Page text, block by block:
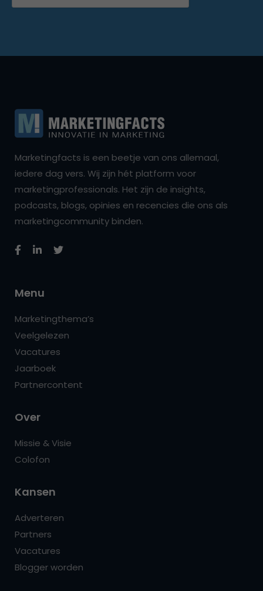
Marketingfacts is een beetje van ons allemaal,
iedere dag vers. Wij zijn hét platform voor
marketingprofessionals. Het zijn de insights,
podcasts, blogs, opinies en recencies die ons als
marketingcommunity binden.
Menu
Marketingthema’s
Veelgelezen
Vacatures
Jaarboek
Partnercontent
Over
Missie & Visie
Colofon
Kansen
Adverteren
Partners
Vacatures
Blogger worden